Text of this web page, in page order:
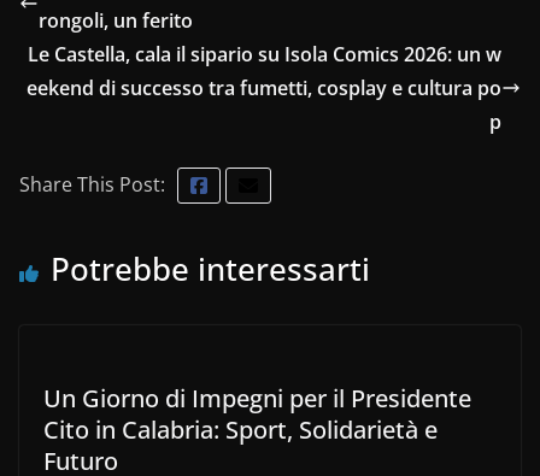
rongoli, un ferito
Le Castella, cala il sipario su Isola Comics 2026: un w
eekend di successo tra fumetti, cosplay e cultura po
p
Share This Post:
Potrebbe interessarti
Un Giorno di Impegni per il Presidente
Cito in Calabria: Sport, Solidarietà e
Futuro